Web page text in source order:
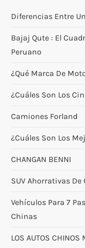
Diferencias Entre
Bajaj Qute : El
Peruano
¿Qué Marca De
¿Cuáles Son Los
Camiones Forland
¿Cuáles Son Los
CHANGAN BENNI
SUV Ahorrativas De
Vehículos Para 7
Chinas
LOS AUTOS CHINOS